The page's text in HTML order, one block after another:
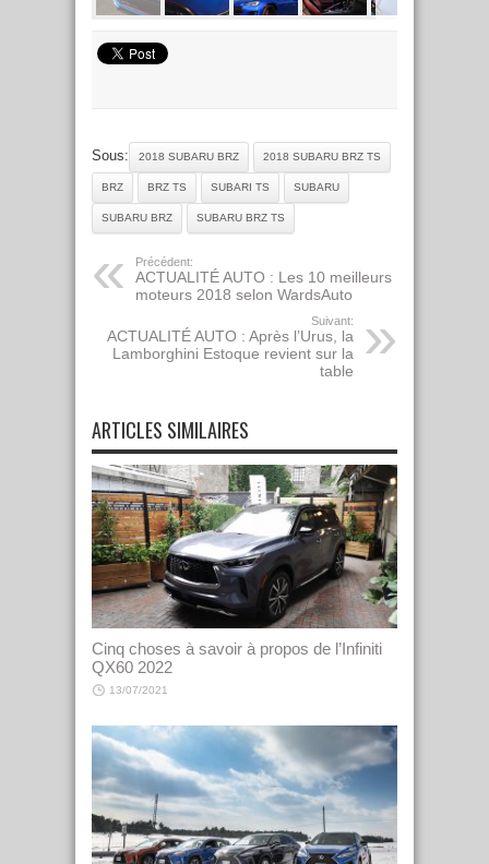
Sous: 2018 SUBARU BRZ 2018 SUBARU BRZ TS
BRZ BRZ TS SUBARI TS SUBARU
SUBARU BRZ SUBARU BRZ TS
Précédent:
ACTUALITÉ AUTO : Les 10 meilleurs
moteurs 2018 selon WardsAuto
Suivant:
ACTUALITÉ AUTO : Après l’Urus, la
Lamborghini Estoque revient sur la
table
ARTICLES SIMILAIRES
Cinq choses à savoir à propos de l’Infiniti
QX60 2022
13/07/2021